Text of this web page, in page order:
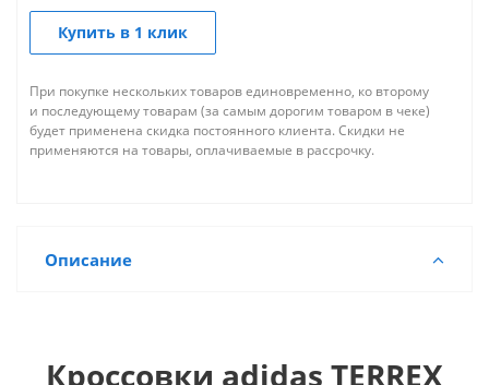
Купить в 1 клик
При покупке нескольких товаров единовременно, ко второму
и последующему товарам (за самым дорогим товаром в чеке)
будет применена скидка постоянного клиента. Скидки не
применяются на товары, оплачиваемые в рассрочку.
Описание
Кроссовки adidas TERREX